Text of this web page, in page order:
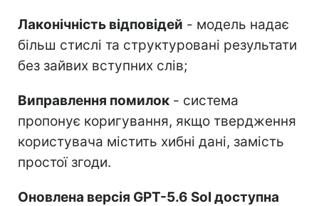
Лаконічність відповідей - модель надає
більш стислі та структуровані результати
без зайвих вступних слів;
Виправлення помилок - система
пропонує коригування, якщо твердження
користувача містить хибні дані, замість
простої згоди.
Оновлена версія GPT-5.6 Sol доступна